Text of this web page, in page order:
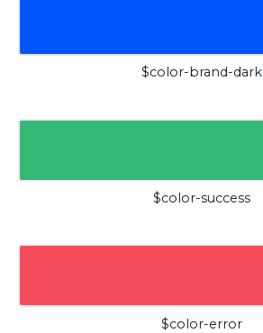
$color-brand-dark
$color-success
$color-error